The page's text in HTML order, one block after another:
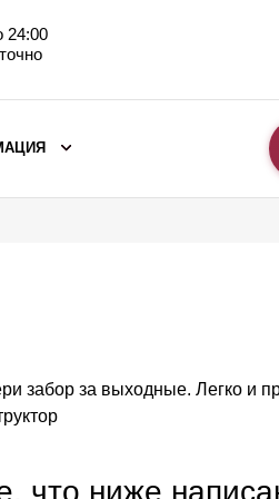
24:00
ВОРОТА И
забор за выходные. Легко и